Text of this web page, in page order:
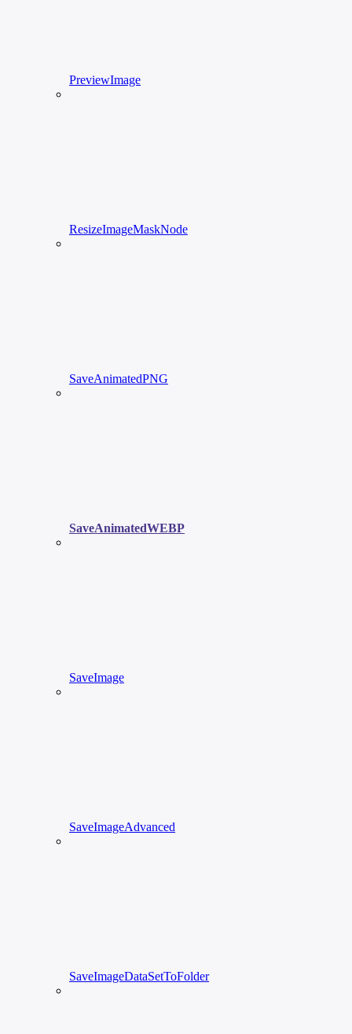
PreviewImage
ResizeImageMaskNode
SaveAnimatedPNG
SaveAnimatedWEBP
SaveImage
SaveImageAdvanced
SaveImageDataSetToFolder